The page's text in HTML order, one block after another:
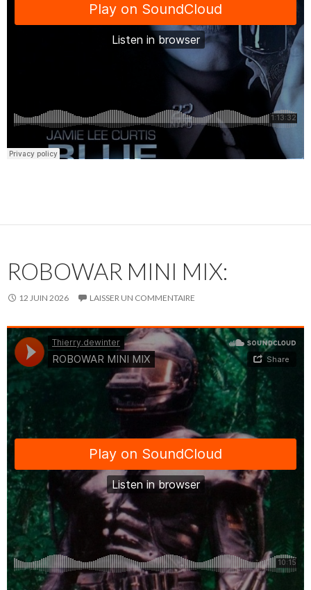
ROBOWAR MINI MIX:
12 JUIN 2026 LAISSER UN COMMENTAIRE